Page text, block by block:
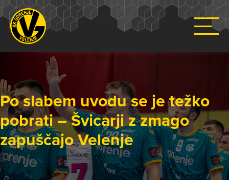
Po slabem uvodu se je težko
pobrati – Švicarji z zmago
zapuščajo Velenje